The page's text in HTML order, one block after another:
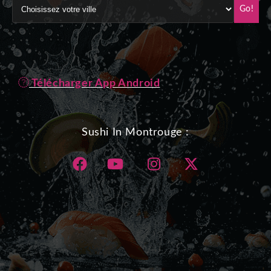
Go!
Télécharger App Android
Sushi In Montrouge :